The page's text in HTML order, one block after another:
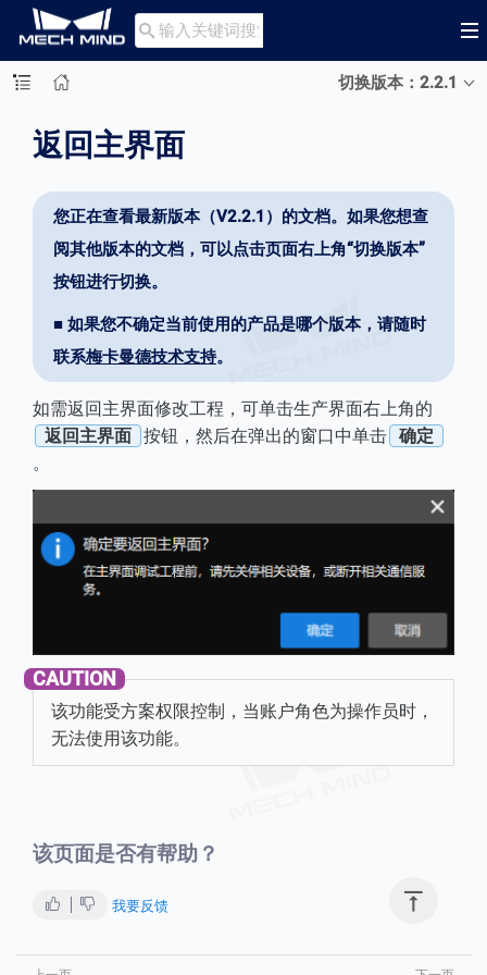

切换版本：2.2.1

返回主界面
您正在查看最新版本（V2.2.1）的文档。如果您想查
阅其他版本的文档，可以点击页面右上角“切换版本”
按钮进行切换。
■ 如果您不确定当前使用的产品是哪个版本，请随时
联系梅卡曼德技术支持。
如需返回主界面修改工程，可单击生产界面右上角的
返回主界面 按钮，然后在弹出的窗口中单击 确定
。
该功能受方案权限控制，当账户角色为操作员时，
无法使用该功能。
该页面是否有帮助？
我要反馈